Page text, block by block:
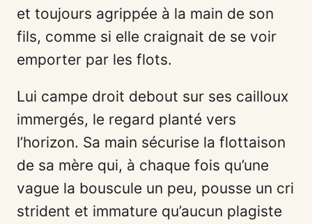
et toujours agrippée à la main de son
fils, comme si elle craignait de se voir
emporter par les flots.
Lui campe droit debout sur ses cailloux
immergés, le regard planté vers
l’horizon. Sa main sécurise la flottaison
de sa mère qui, à chaque fois qu’une
vague la bouscule un peu, pousse un cri
strident et immature qu’aucun plagiste